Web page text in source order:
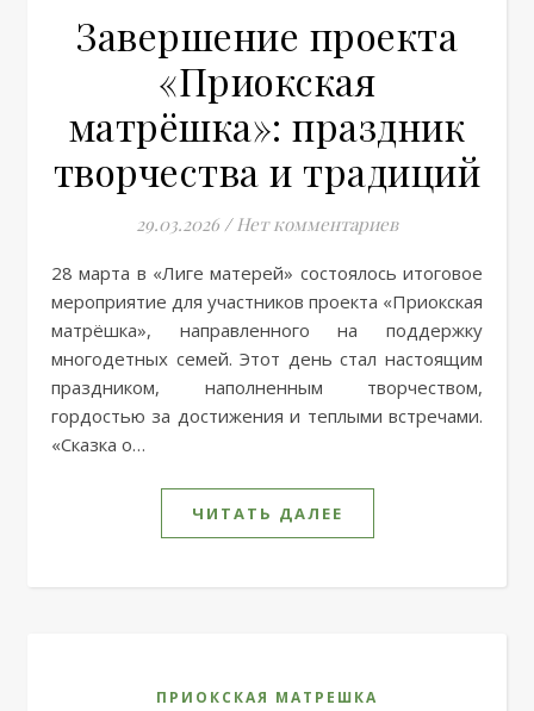
Завершение проекта
«Приокская
матрёшка»: праздник
творчества и традиций
29.03.2026 / Нет комментариев
28 марта в «Лиге матерей» состоялось итоговое
мероприятие для участников проекта «Приокская
матрёшка», направленного на поддержку
многодетных семей. Этот день стал настоящим
праздником, наполненным творчеством,
гордостью за достижения и теплыми встречами.
«Сказка о…
ЧИТАТЬ ДАЛЕЕ
ПРИОКСКАЯ МАТРЕШКА